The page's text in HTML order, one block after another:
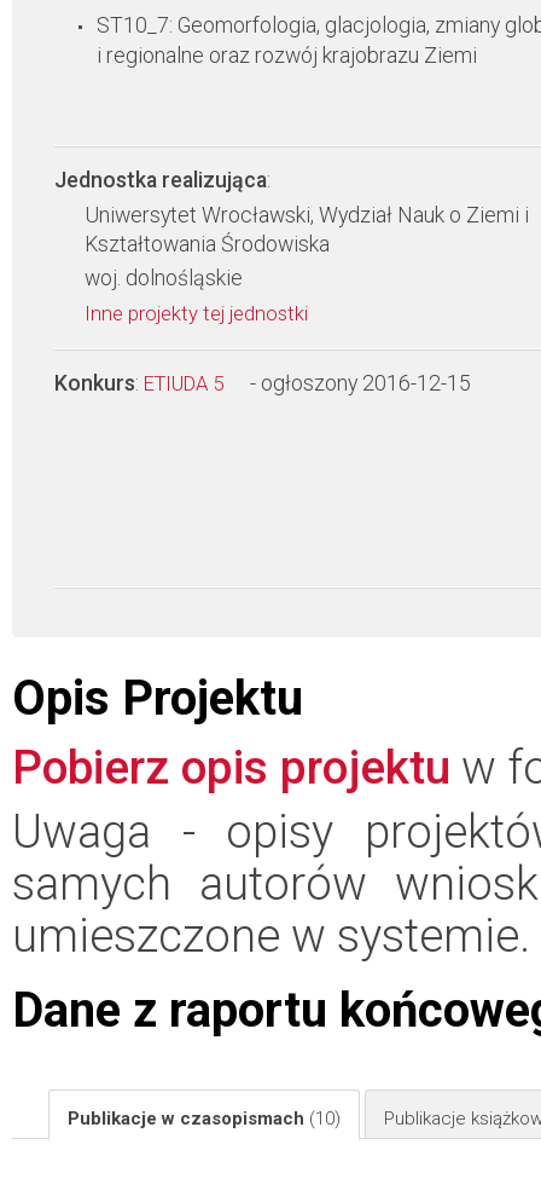
ST10_7: Geomorfologia, glacjologia, zmiany
i regionalne oraz rozwój krajobrazu Ziemi
Jednostka realizująca:
Uniwersytet Wrocławski, Wydział Nauk o Ziemi i
Kształtowania Środowiska
woj. dolnośląskie
Inne projekty tej jednostki
Konkurs: ETIUDA 5 - ogłoszony 2016-12-15
Opis Projektu
Pobierz opis projektu w
Uwaga - opisy
samych autorów
umieszczone w systemie.
Dane z raportu
Publikacje w czasopismach (10) Publikacje